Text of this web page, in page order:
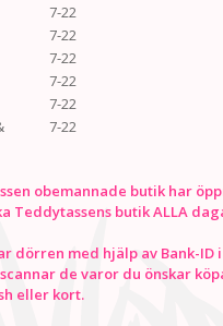
7-22
7-22
7-22
7-22
7-22
7-22
obemannade butik har
Teddytassens butik ALLA
dörren med hjälp av Bank-ID
de varor du önskar
eller kort.